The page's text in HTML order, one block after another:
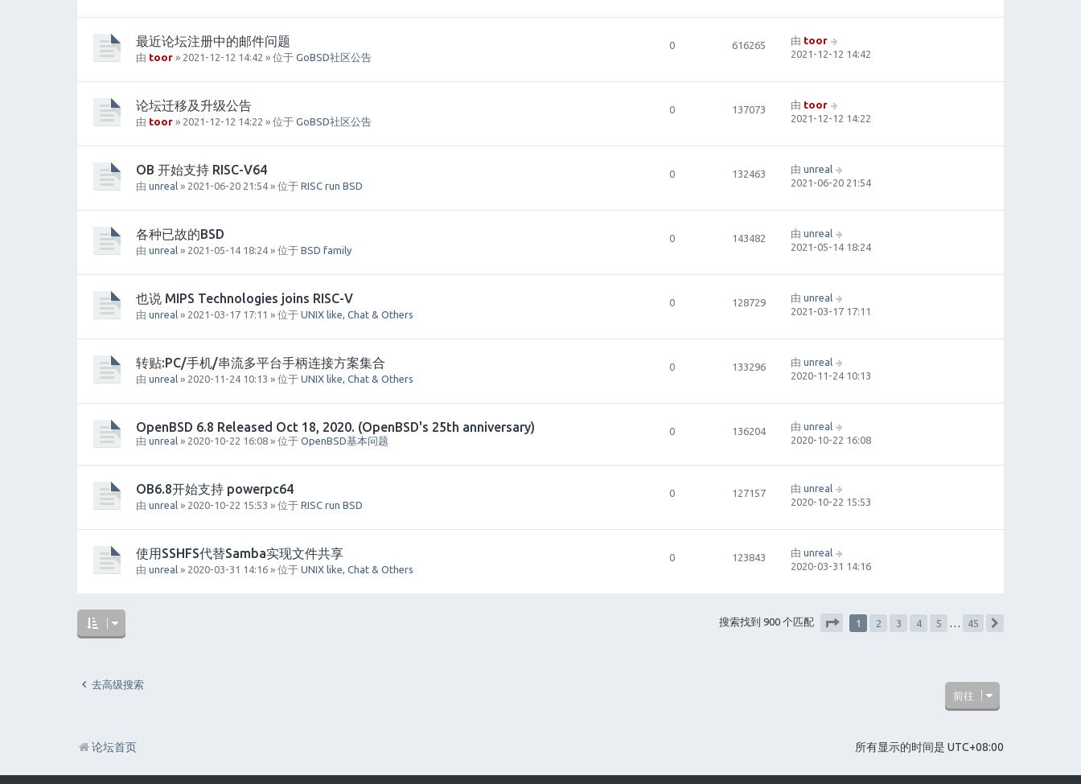
最近论坛注册中的邮件问题
由 toor » 2021-12-12 14:42 » 位于 GoBSD社区公告
0 616265 由 toor
2021-12-12 14:42
论坛迁移及升级公告
由 toor » 2021-12-12 14:22 » 位于 GoBSD社区公告
0 137073 由 toor
2021-12-12 14:22
OB 开始支持 RISC-V64
由 unreal » 2021-06-20 21:54 » 位于 RISC run BSD
0 132463 由 unreal
2021-06-20 21:54
各种已故的BSD
由 unreal » 2021-05-14 18:24 » 位于 BSD family
0 143482 由 unreal
2021-05-14 18:24
也说 MIPS Technologies joins RISC-V
由 unreal » 2021-03-17 17:11 » 位于 UNIX like, Chat & Others
0 128729 由 unreal
2021-03-17 17:11
转贴:PC/手机/串流多平台手柄连接方案集合
由 unreal » 2020-11-24 10:13 » 位于 UNIX like, Chat & Others
0 133296 由 unreal
2020-11-24 10:13
OpenBSD 6.8 Released Oct 18, 2020. (OpenBSD's 25th anniversary)
由 unreal » 2020-10-22 16:08 » 位于 OpenBSD基本问题
0 136204 由 unreal
2020-10-22 16:08
OB6.8开始支持 powerpc64
由 unreal » 2020-10-22 15:53 » 位于 RISC run BSD
0 127157 由 unreal
2020-10-22 15:53
使用SSHFS代替Samba实现文件共享
由 unreal » 2020-03-31 14:16 » 位于 UNIX like, Chat & Others
0 123843 由 unreal
2020-03-31 14:16
搜索找到 900 个匹配
1 2 3 4 5 …
45
去高级搜索
前往
所有显示的时间是 UTC+08:00
论坛首页